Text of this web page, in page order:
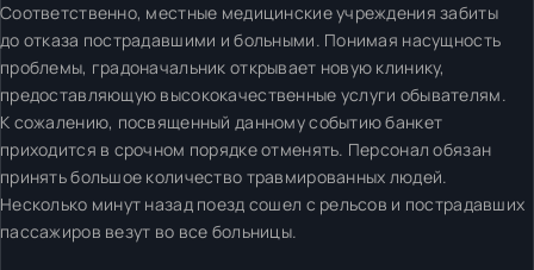
Соответственно, местные медицинские учреждения забиты
до отказа пострадавшими и больными. Понимая насущность
проблемы, градоначальник открывает новую клинику,
предоставляющую высококачественные услуги обывателям.
К сожалению, посвященный данному событию банкет
приходится в срочном порядке отменять. Персонал обязан
принять большое количество травмированных людей.
Несколько минут назад поезд сошел с рельсов и пострадавших
пассажиров везут во все больницы.